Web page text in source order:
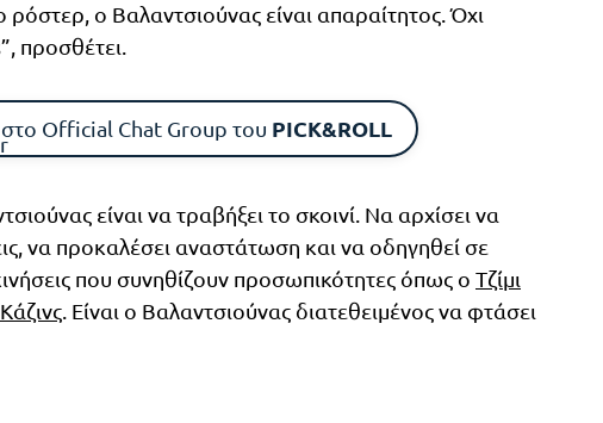
ο Βαλαντσιούνας είναι απαραίτητος. Όχι
προσθέτει.
Official Chat Group του PICK&ROLL
είναι να τραβήξει το σκοινί. Να αρχίσει να
να προκαλέσει αναστάτωση και να οδηγηθεί σε
που συνηθίζουν προσωπικότητες όπως ο Τζίμι
. Είναι ο Βαλαντσιούνας διατεθειμένος να φτάσει